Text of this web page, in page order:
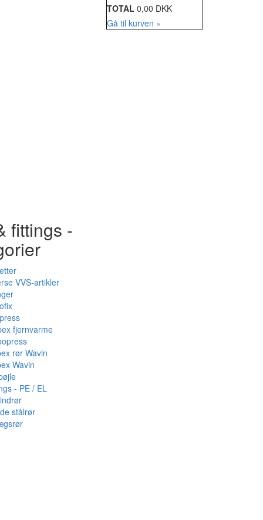
fittings -
VVS-artikler
fjernvarme
rør Wavin
Wavin
- PE / EL
stålrør
TOTAL 0,00 DKK
Gå til kurven »